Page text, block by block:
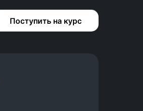
Поступить на курс